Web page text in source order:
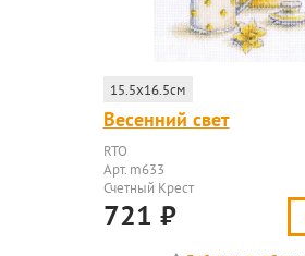
15.5x16.5см
Весенний свет
RTO
Арт. m633
Счетный Крест
721 ₽